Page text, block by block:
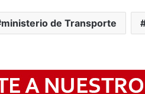
ministerio de Transporte